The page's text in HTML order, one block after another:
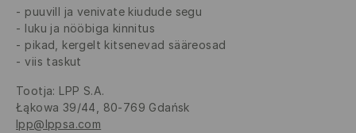
puuvill ja venivate kiudude segu
luku ja nööbiga kinnitus
pikad, kergelt kitsenevad sääreosad
viis taskut
Tootja: LPP S.A.
Łąkowa 39/44, 80-769 Gdańsk
lpp@lppsa.com